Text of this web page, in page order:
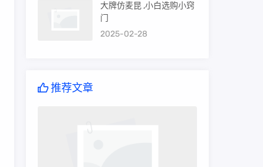
大牌仿麦昆 ,小白选购小窍
门
2025-02-28
推荐文章